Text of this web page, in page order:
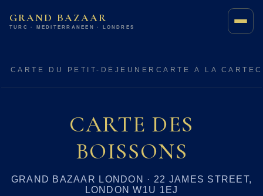
GRAND BAZAAR
TURC · MÉDITERRANÉEN · LONDRES
CARTE DU PETIT-DÉJEUNER CARTE À LA CARTE
CARTE DES
BOISSONS
GRAND BAZAAR LONDON · 22 JAMES STREET,
LONDON W1U 1EJ